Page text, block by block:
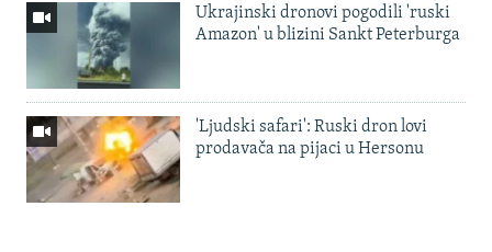
Ukrajinski dronovi pogodili 'ruski
Amazon' u blizini Sankt Peterburga
'Ljudski safari': Ruski dron lovi
prodavača na pijaci u Hersonu